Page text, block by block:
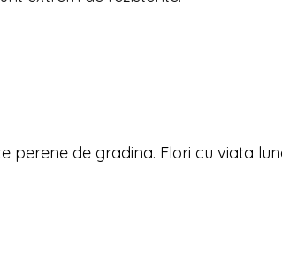
perene de gradina. Flori cu viata